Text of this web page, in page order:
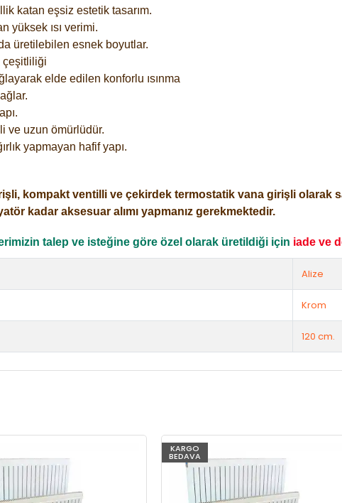
katan eşsiz estetik tasarım.
yüksek ısı verimi.
üretilebilen esnek boyutlar.
çeşitliliği
elde edilen konforlu ısınma
ve uzun ömürlüdür.
yapmayan hafif yapı.
kompakt ventilli ve çekirdek termostatik vana girişli olarak
kadar aksesuar alımı yapmanız gerekmektedir.
talep ve isteğine göre özel olarak üretildiği için iade ve
Alize
Krom
120 cm.
KARGO
BEDAVA